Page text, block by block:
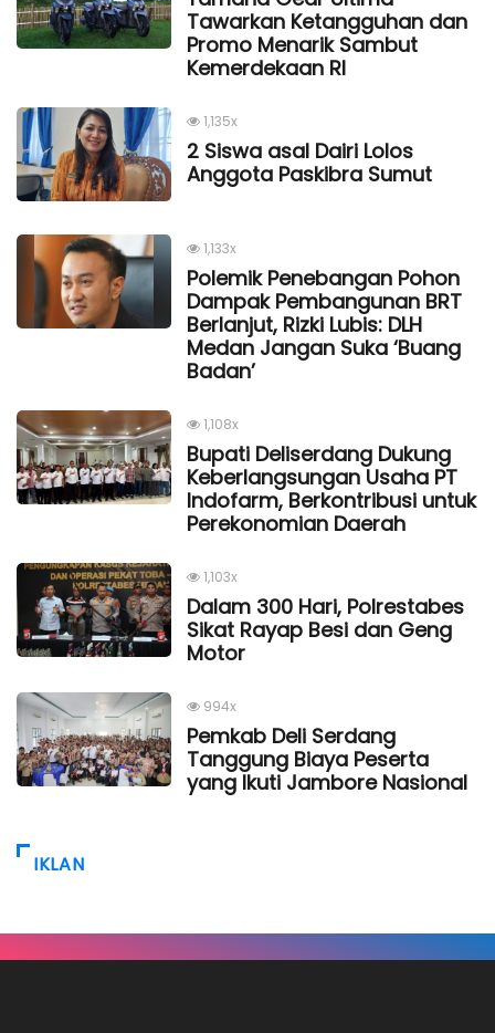
Tawarkan Ketangguhan dan
Promo Menarik Sambut
Kemerdekaan Rl
1,135x
2 Siswa asal Dairi Lolos
Anggota Paskibra Sumut
1,133x
Polemik Penebangan Pohon
Dampak Pembangunan BRT
Berlanjut, Rizki Lubis: DLH
Medan Jangan Suka ‘Buang
Badan’
1,108x
Bupati Deliserdang Dukung
Keberlangsungan Usaha PT
Indofarm, Berkontribusi untuk
Perekonomian Daerah
1,103x
Dalam 300 Hari, Polrestabes
Sikat Rayap Besi dan Geng
Motor
994x
Pemkab Deli Serdang
Tanggung Biaya Peserta
yang Ikuti Jambore Nasional
IKLAN